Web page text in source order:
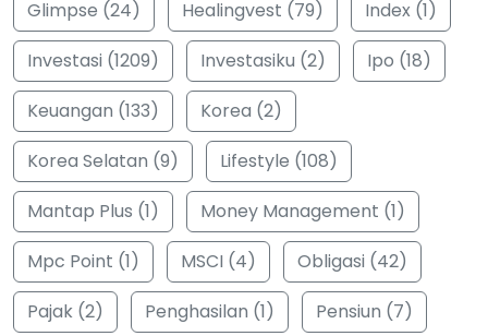
Glimpse (24)
Healingvest (79)
Index (1)
Investasi (1209)
Investasiku (2)
Ipo (18)
Keuangan (133)
Korea (2)
Korea Selatan (9)
Lifestyle (108)
Mantap Plus (1)
Money Management (1)
Mpc Point (1)
MSCI (4)
Obligasi (42)
Pajak (2)
Penghasilan (1)
Pensiun (7)